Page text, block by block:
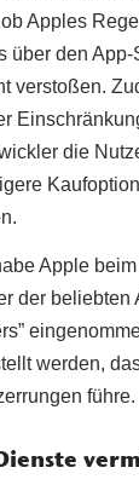
Apples
über den
verstoßen.
die
Apple
der
werden,
führe.